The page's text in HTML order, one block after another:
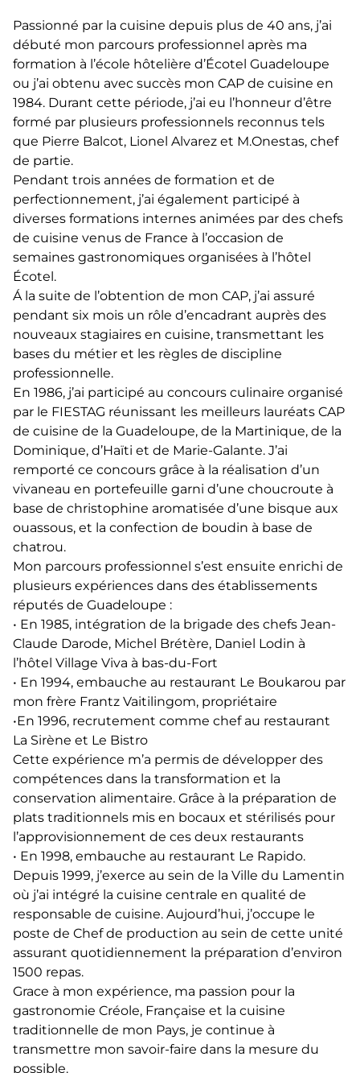
Passionné par la cuisine depuis plus de 40 ans, j’ai
débuté mon parcours professionnel après ma
formation à l’école hôtelière d’Écotel Guadeloupe
ou j’ai obtenu avec succès mon CAP de cuisine en
1984. Durant cette période, j’ai eu l’honneur d’être
formé par plusieurs professionnels reconnus tels
que Pierre Balcot, Lionel Alvarez et M.Onestas, chef
de partie.
Pendant trois années de formation et de
perfectionnement, j’ai également participé à
diverses formations internes animées par des chefs
de cuisine venus de France à l’occasion de
semaines gastronomiques organisées à l’hôtel
Écotel.
Á la suite de l’obtention de mon CAP, j’ai assuré
pendant six mois un rôle d’encadrant auprès des
nouveaux stagiaires en cuisine, transmettant les
bases du métier et les règles de discipline
professionnelle.
En 1986, j’ai participé au concours culinaire organisé
par le FIESTAG réunissant les meilleurs lauréats CAP
de cuisine de la Guadeloupe, de la Martinique, de la
Dominique, d’Haïti et de Marie-Galante. J’ai
remporté ce concours grâce à la réalisation d’un
vivaneau en portefeuille garni d’une choucroute à
base de christophine aromatisée d’une bisque aux
ouassous, et la confection de boudin à base de
chatrou.
Mon parcours professionnel s’est ensuite enrichi de
plusieurs expériences dans des établissements
réputés de Guadeloupe :
• En 1985, intégration de la brigade des chefs Jean-
Claude Darode, Michel Brétère, Daniel Lodin à
l’hôtel Village Viva à bas-du-Fort
• En 1994, embauche au restaurant Le Boukarou par
mon frère Frantz Vaitilingom, propriétaire
•En 1996, recrutement comme chef au restaurant
La Sirène et Le Bistro
Cette expérience m’a permis de développer des
compétences dans la transformation et la
conservation alimentaire. Grâce à la préparation de
plats traditionnels mis en bocaux et stérilisés pour
l’approvisionnement de ces deux restaurants
• En 1998, embauche au restaurant Le Rapido.
Depuis 1999, j’exerce au sein de la Ville du Lamentin
où j’ai intégré la cuisine centrale en qualité de
responsable de cuisine. Aujourd’hui, j’occupe le
poste de Chef de production au sein de cette unité
assurant quotidiennement la préparation d’environ
1500 repas.
Grace à mon expérience, ma passion pour la
gastronomie Créole, Française et la cuisine
traditionnelle de mon Pays, je continue à
transmettre mon savoir-faire dans la mesure du
possible.